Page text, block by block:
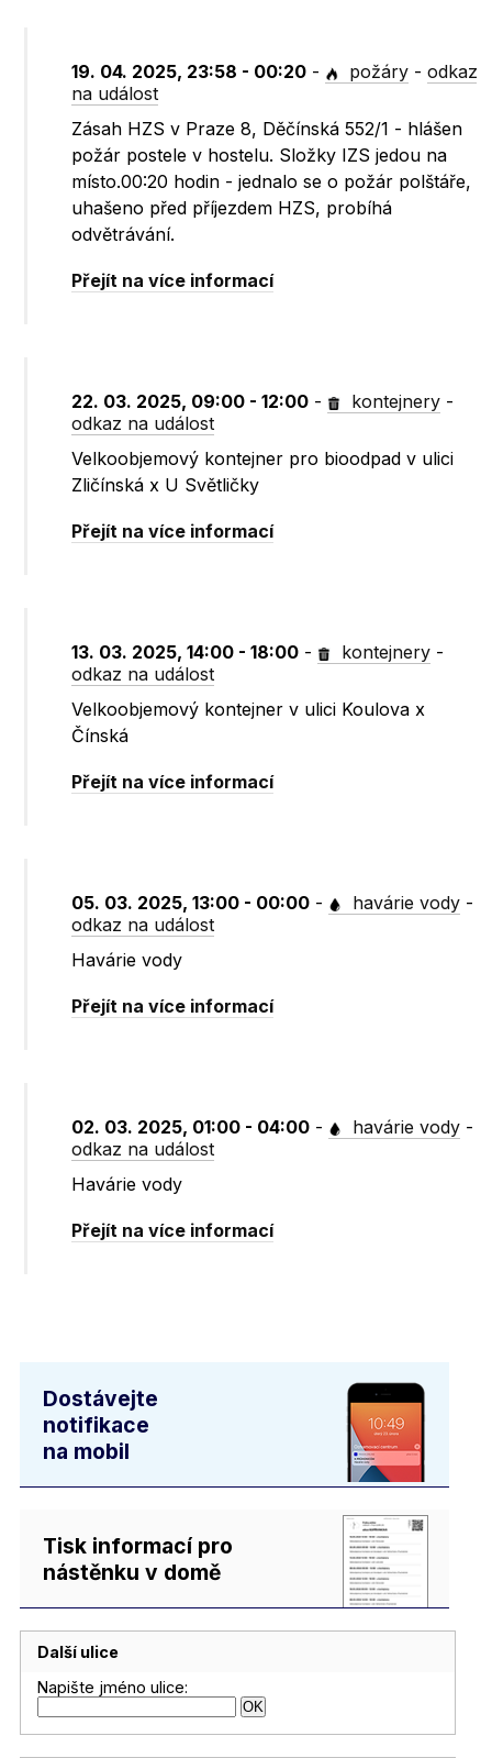
19. 04. 2025, 23:58 - 00:20 - požáry -odkaz
na událost
Zásah HZS v Praze 8, Děčínská 552/1 - hlášen
požár postele v hostelu. Složky IZS jedou na
místo.00:20 hodin - jednalo se o požár polštáře,
uhašeno před příjezdem HZS, probíhá
odvětrávání.
Přejít na více informací
22. 03. 2025, 09:00 - 12:00 - kontejnery -
odkaz na událost
Velkoobjemový kontejner pro bioodpad v ulici
Zličínská x U Světličky
Přejít na více informací
13. 03. 2025, 14:00 - 18:00 - kontejnery -
odkaz na událost
Velkoobjemový kontejner v ulici Koulova x
Čínská
Přejít na více informací
05. 03. 2025, 13:00 - 00:00 - havárie vody -
odkaz na událost
Havárie vody
Přejít na více informací
02. 03. 2025, 01:00 - 04:00 - havárie vody -
odkaz na událost
Havárie vody
Přejít na více informací
Dostávejte
notifikace
na mobil
Tisk informací pro
nástěnku v domě
Další ulice
Napište jméno ulice: